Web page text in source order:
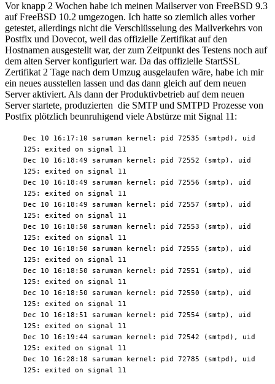
Vor knapp 2 Wochen habe ich meinen Mailserver von FreeBSD 9.3
auf FreeBSD 10.2 umgezogen. Ich hatte so ziemlich alles vorher
getestet, allerdings nicht die Verschlüsselung des Mailverkehrs von
Postfix und Dovecot, weil das offizielle Zertifikat auf den
Hostnamen ausgestellt war, der zum Zeitpunkt des Testens noch auf
dem alten Server konfiguriert war. Da das offizielle StartSSL
Zertifikat 2 Tage nach dem Umzug ausgelaufen wäre, habe ich mir
ein neues ausstellen lassen und das dann gleich auf dem neuen
Server aktiviert. Als dann der Produktivbetrieb auf dem neuen
Server startete, produzierten die SMTP und SMTPD Prozesse von
Postfix plötzlich beunruhigend viele Abstürze mit Signal 11:
Dec 10 16:17:10 saruman kernel: pid 72535 (smtpd), uid
125: exited on signal 11
Dec 10 16:18:49 saruman kernel: pid 72552 (smtp), uid
125: exited on signal 11
Dec 10 16:18:49 saruman kernel: pid 72556 (smtp), uid
125: exited on signal 11
Dec 10 16:18:49 saruman kernel: pid 72557 (smtp), uid
125: exited on signal 11
Dec 10 16:18:50 saruman kernel: pid 72553 (smtp), uid
125: exited on signal 11
Dec 10 16:18:50 saruman kernel: pid 72555 (smtp), uid
125: exited on signal 11
Dec 10 16:18:50 saruman kernel: pid 72551 (smtp), uid
125: exited on signal 11
Dec 10 16:18:50 saruman kernel: pid 72550 (smtp), uid
125: exited on signal 11
Dec 10 16:18:51 saruman kernel: pid 72554 (smtp), uid
125: exited on signal 11
Dec 10 16:19:44 saruman kernel: pid 72542 (smtpd), uid
125: exited on signal 11
Dec 10 16:28:18 saruman kernel: pid 72785 (smtpd), uid
125: exited on signal 11